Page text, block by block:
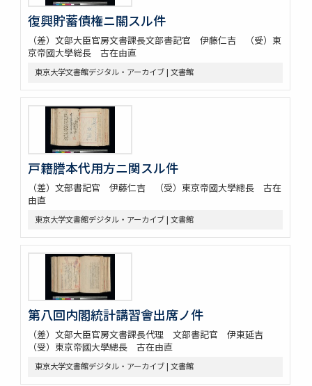
復興貯蓄債権ニ關スル件
（差）文部大臣官房文書課長文部書記官 伊藤仁吉 （受）東
京帝國大學総長 古在由直
東京大学文書館デジタル・アーカイブ | 文書館
戸籍謄本代用方ニ関スル件
（差）文部書記官 伊藤仁吉 （受）東京帝國大學總長 古在
由直
東京大学文書館デジタル・アーカイブ | 文書館
第八回内閣統計講習會出席ノ件
（差）文部大臣官房文書課長代理 文部書記官 伊東延吉
（受）東京帝國大學總長 古在由直
東京大学文書館デジタル・アーカイブ | 文書館